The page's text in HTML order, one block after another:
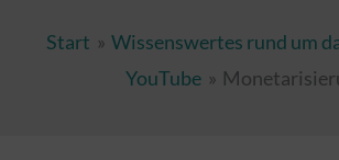
Start
Wissenswertes rund um
YouTube